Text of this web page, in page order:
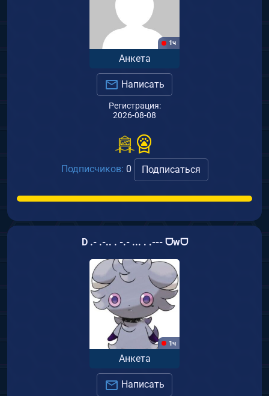
1ч
Анкета
Написать
Регистрация:
2026-08-08
Подписчиков: 0 Подписаться
D .- .-.. . -.- ... . .--- ᗜwᗜ
1ч
Анкета
Написать